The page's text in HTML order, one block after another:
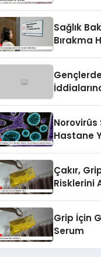
Sağlık
Bırakma
Norovirüs
Hastane
Çakır,
Risklerini
Grip İçin
Serum